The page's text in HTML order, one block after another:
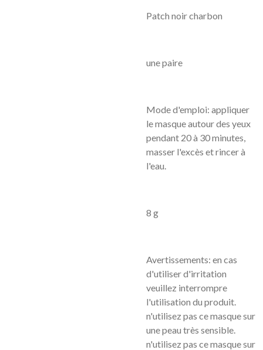
Patch noir charbon
une paire
Mode d'emploi: appliquer
le masque autour des yeux
pendant 20 à 30 minutes,
masser l'excès et rincer à
l'eau.
8 g
Avertissements: en cas
d'utiliser d'irritation
veuillez interrompre
l'utilisation du produit.
n'utilisez pas ce masque sur
une peau très sensible.
n'utilisez pas ce masque sur